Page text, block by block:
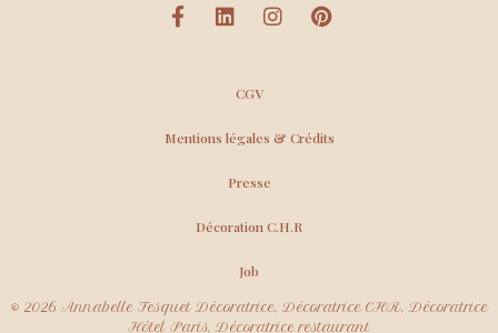
CGV
Mentions légales & Crédits
Presse
Décoration C.H.R
Job
© 2026 Annabelle Fesquet Décoratrice, Décoratrice CHR, Décoratrice
Hôtel Paris, Décoratrice restaurant